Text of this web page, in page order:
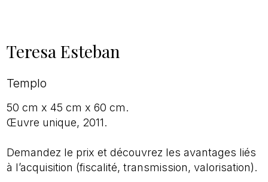
Teresa Esteban
Templo
50 cm x 45 cm x 60 cm.
Œuvre unique, 2011.
Demandez le prix et découvrez les avantages liés
à l’acquisition (fiscalité, transmission, valorisation).